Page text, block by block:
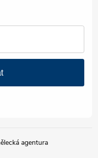
agentura